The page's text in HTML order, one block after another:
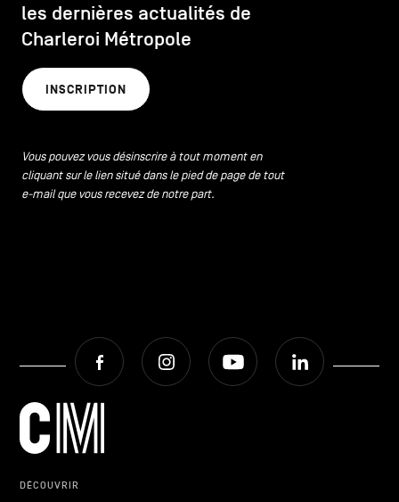
les dernières actualités de
Charleroi Métropole
INSCRIPTION
Vous pouvez vous désinscrire à tout moment en
cliquant sur le lien situé dans le pied de page de tout
e-mail que vous recevez de notre part.
Facebook Instagram Youtube
DÉCOUVRIR